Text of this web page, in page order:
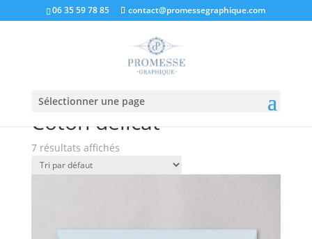
06 35 59 78 85 contact@promessegraphique.com
Sélectionner une page
Accueil/ Coton délicat
Coton délicat
7 résultats affichés